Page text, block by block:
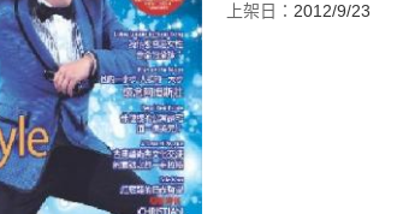
上架日： 2012/9/23